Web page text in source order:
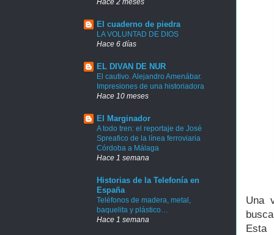
Una
Esta
Hace 2 meses
El cuaderno de piedra
LA VOLUNTAD DE DIOS
Hace 6 días
EL DIVAN DE NUR
El cautivo. Alejandro Amenábar.
Impresiones de una historiadora
Hace 10 meses
El Marginador
A todo tren: el reportaje de José
Spreafico de la línea ferroviaria
Córdoba a Málaga
Hace 1 semana
Historias de la Telefonía en
España
Teléfonos de madera, metal,
baquelita y plástico…
Hace 1 semana